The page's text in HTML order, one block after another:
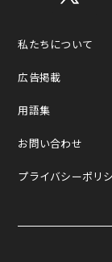
私たちについて
広告掲載
用語集
お問い合わせ
プライバシーポリ